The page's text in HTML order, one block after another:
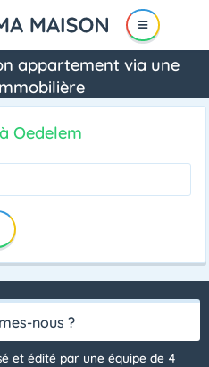
appartement via une
Oedelem
nous ?
et édité par une équipe de 4